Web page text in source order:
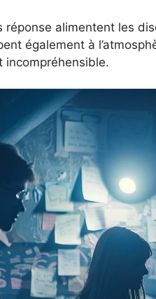
réponse alimentent les
également à
incompréhensible.